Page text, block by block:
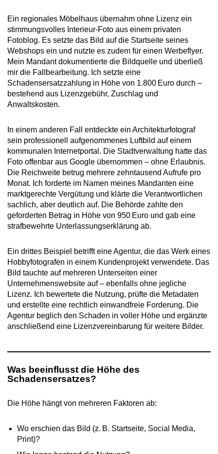
Ein regionales Möbelhaus übernahm ohne Lizenz ein
stimmungsvolles Interieur-Foto aus einem privaten
Fotoblog. Es setzte das Bild auf die Startseite seines
Webshops ein und nutzte es zudem für einen Werbeflyer.
Mein Mandant dokumentierte die Bildquelle und überließ
mir die Fallbearbeitung. Ich setzte eine
Schadensersatzzahlung in Höhe von 1.800 Euro durch –
bestehend aus Lizenzgebühr, Zuschlag und
Anwaltskosten.
In einem anderen Fall entdeckte ein Architekturfotograf
sein professionell aufgenommenes Luftbild auf einem
kommunalen Internetportal. Die Stadtverwaltung hatte das
Foto offenbar aus Google übernommen – ohne Erlaubnis.
Die Reichweite betrug mehrere zehntausend Aufrufe pro
Monat. Ich forderte im Namen meines Mandanten eine
marktgerechte Vergütung und klärte die Verantwortlichen
sachlich, aber deutlich auf. Die Behörde zahlte den
geforderten Betrag in Höhe von 950 Euro und gab eine
strafbewehrte Unterlassungserklärung ab.
Ein drittes Beispiel betrifft eine Agentur, die das Werk eines
Hobbyfotografen in einem Kundenprojekt verwendete. Das
Bild tauchte auf mehreren Unterseiten einer
Unternehmenswebsite auf – ebenfalls ohne jegliche
Lizenz. Ich bewertete die Nutzung, prüfte die Metadaten
und erstellte eine rechtlich einwandfreie Forderung. Die
Agentur beglich den Schaden in voller Höhe und ergänzte
anschließend eine Lizenzvereinbarung für weitere Bilder.
Was beeinflusst die Höhe des
Schadensersatzes?
Die Höhe hängt von mehreren Faktoren ab:
Wo erschien das Bild (z. B. Startseite, Social Media,
Print)?